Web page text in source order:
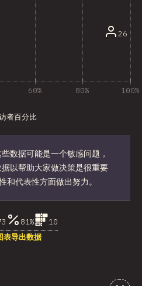
26
60% 80% 100%
者百分比
数据可能是一个敏感问题，
以帮助大家做决策是很重要
代表性方面做出努力。
81%
10
表导出数据